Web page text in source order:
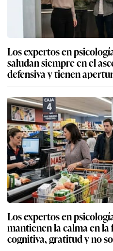
Los expertos en
saludan siempre en el
defensiva y tienen
Los expertos en
mantienen la calma en
cognitiva, gratitud y no